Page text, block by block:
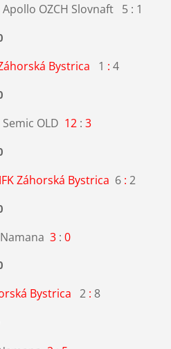
OZCH Slovnaft 5 : 1
Bystrica 1 : 4
OLD 12: 3
Záhorská Bystrica 6: 2
3: 0
Bystrica 2: 8